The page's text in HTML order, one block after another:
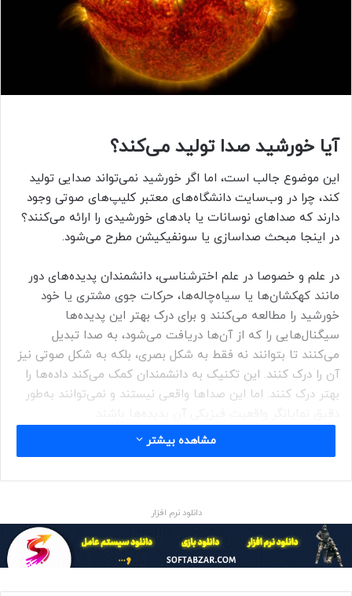
آیا خورشید صدا تولید می‌کند؟
این موضوع جالب است، اما اگر خورشید نمی‌تواند صدایی تولید
کند، چرا در وب‌سایت دانشگاه‌های معتبر کلیپ‌های صوتی وجود
دارند که صداهای نوسانات یا بادهای خورشیدی را ارائه می‌کنند؟
در اینجا مبحث صداسازی یا سونفیکیشن مطرح می‌شود.
در علم و خصوصا در علم اخترشناسی، دانشمندان پدیده‌های دور
مانند کهکشان‌ها یا سیاه‌چاله‌ها، حرکات جوی مشتری یا خود
خورشید را مطالعه می‌کنند و برای درک بهتر این پدیده‌ها
سیگنال‌هایی را که از آن‌ها دریافت می‌شود، به صدا تبدیل
می‌کنند تا بتوانند نه فقط به شکل بصری، بلکه به شکل صوتی نیز
آن را درک کنند. این تکنیک به دانشمندان کمک می‌کند داده‌ها را
بهتر درک کنند. اما این صداها واقعی نیستند و نمی‌توانند به‌طور
بیشتر بخوانید
تبدیل کنیم. این رنگ‌ها واقعی نیستند، زیرا تابشی که شناسایی
شده، برای چشم غیرمسلح قابل مشاهده نیست.
صداسازی راهی برای تجربه‌ی پدیده‌هایی است که در اصل برای
درک به کمک حواس انسانی طراحی نشده‌اند. همان‌طور که ادسون
مشاهده بیشتر
دانلود نرم افزار